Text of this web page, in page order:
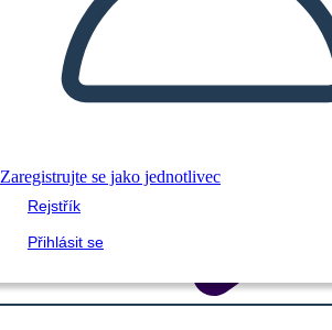
Zaregistrujte se jako jednotlivec
Rejstřík
Přihlásit se